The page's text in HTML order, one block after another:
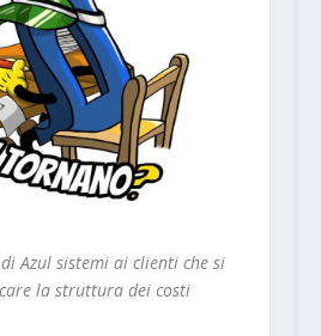
Azul sistemi ai clienti che si
la struttura dei costi